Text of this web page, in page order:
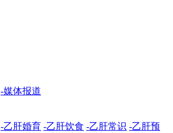
-媒体报道
-乙肝婚育 -乙肝饮食 -乙肝常识 -乙肝预